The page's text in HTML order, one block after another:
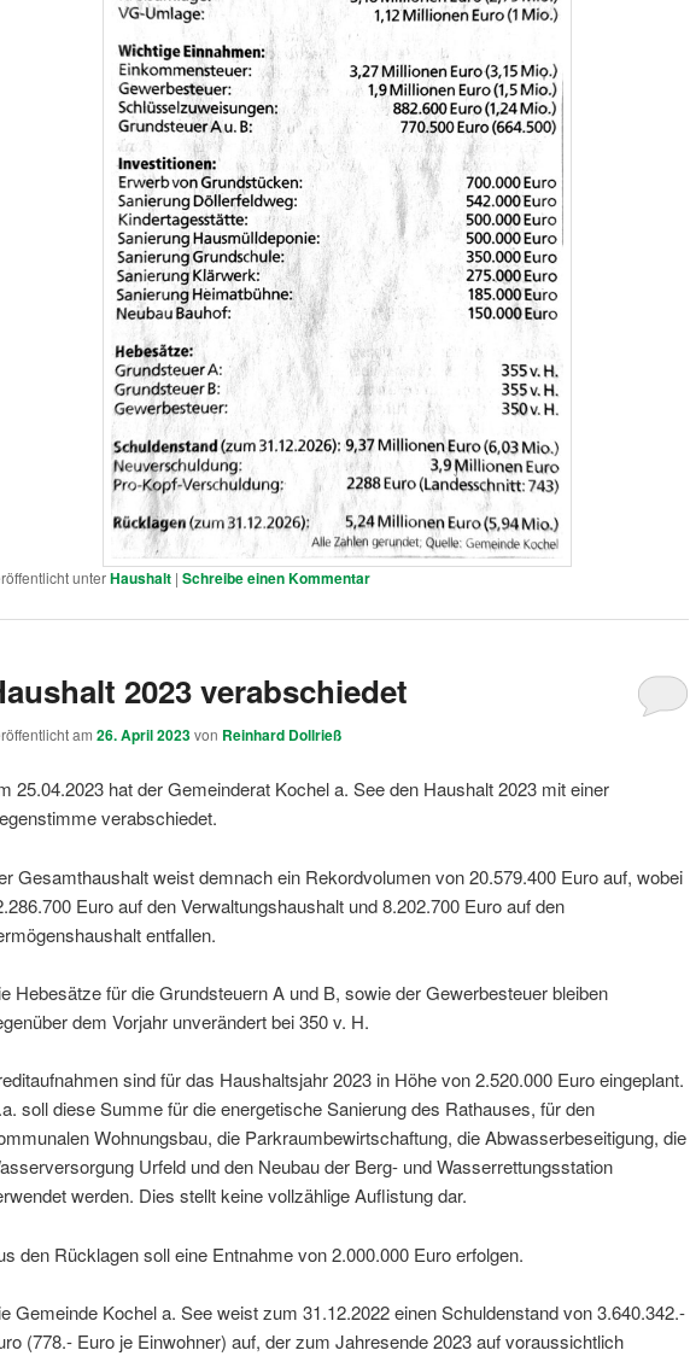
unterHaushalt | Schreibe einen Kommentar
2023 verabschiedet
am 26. April 2023von Reinhard Dollrieß
25.04.2023 hat der Gemeinderat Kochel a. See den Haushalt 2023 mit einer
verabschiedet.
Gesamthaushalt weist demnach ein Rekordvolumen von 20.579.400 Euro auf, wobei
Euro auf den Verwaltungshaushalt und 8.202.700 Euro auf den
entfallen.
Hebesätze für die Grundsteuern A und B, sowie der Gewerbesteuer bleiben
dem Vorjahr unverändert bei 350 v. H.
sind für das Haushaltsjahr 2023 in Höhe von 2.520.000 Euro eingeplant.
soll diese Summe für die energetische Sanierung des Rathauses, für den
Wohnungsbau, die Parkraumbewirtschaftung, die Abwasserbeseitigung, die
Urfeld und den Neubau der Berg- und Wasserrettungsstation
werden. Dies stellt keine vollzählige Auflistung dar.
den Rücklagen soll eine Entnahme von 2.000.000 Euro erfolgen.
Gemeinde Kochel a. See weist zum 31.12.2022 einen Schuldenstand von 3.640.342.-
(778.- Euro je Einwohner) auf, der zum Jahresende 2023 auf voraussichtlich